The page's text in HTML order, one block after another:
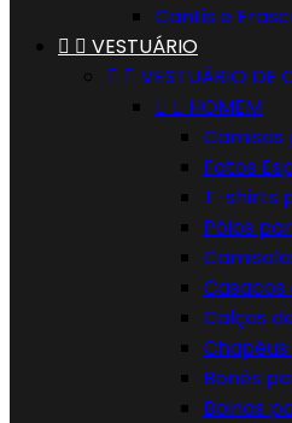
Cantis e
  VESTUÁRIO
  VESTUÁRIO DE
  HOMEM
Camisas
Fatos
T-shirts
Pólos
Casacos
Calças
Bonés
Boinas